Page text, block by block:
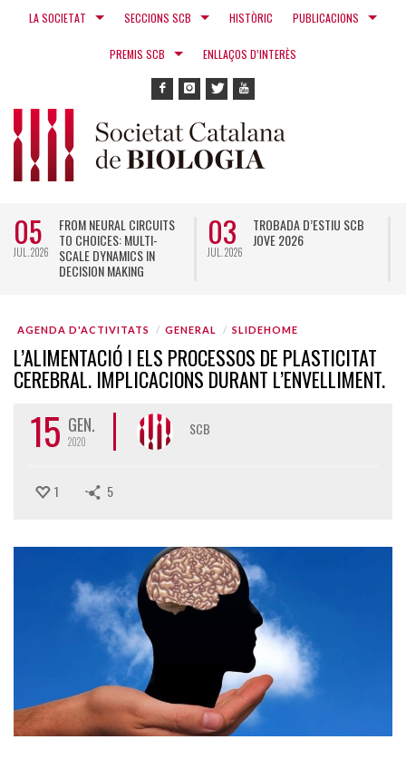
LA SOCIETAT SECCIONS SCB HISTÒRIC PUBLICACIONS
PREMIS SCB ENLLAÇOS D’INTERÈS
05
JUL. 2026
FROM NEURAL CIRCUITS
TO CHOICES: MULTI-
SCALE DYNAMICS IN
DECISION MAKING
03
JUL. 2026
TROBADA D’ESTIU SCB
JOVE 2026
AGENDA D'ACTIVITATS GENERAL SLIDEHOME
L’ALIMENTACIÓ I ELS PROCESSOS DE PLASTICITAT
CEREBRAL. IMPLICACIONS DURANT L’ENVELLIMENT.
15 GEN.
2020
SCB
1 5